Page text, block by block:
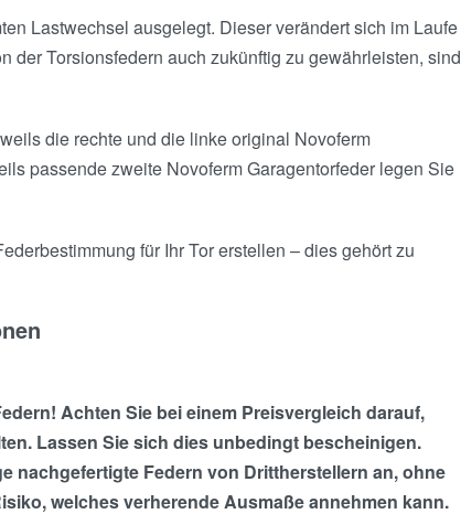
Lastwechsel ausgelegt. Dieser verändert sich im Laufe
der Torsionsfedern auch zukünftig zu gewährleisten, sind
die rechte und die linke original Novoferm
passende zweite Novoferm Garagentorfeder legen Sie
für Ihr Tor erstellen – dies gehört zu
Achten Sie bei einem Preisvergleich darauf,
Lassen Sie sich dies unbedingt bescheinigen.
nachgefertigte Federn von Drittherstellern an, ohne
welches verherende Ausmaße annehmen kann.